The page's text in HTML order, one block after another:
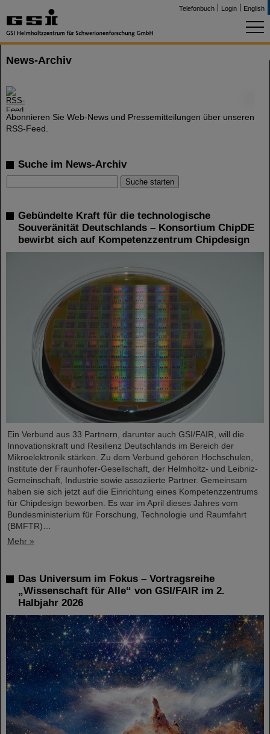
Telefonbuch Login English
News-Archiv
Abonnieren Sie Web-News und Pressemitteilungen über unseren
RSS-Feed.
Suche im News-Archiv
Gebündelte Kraft für die technologische
Souveränität Deutschlands – Konsortium ChipDE
bewirbt sich auf Kompetenzzentrum Chipdesign
Ein Verbund aus 33 Partnern, darunter auch GSI/FAIR, will die
Innovationskraft und Resilienz Deutschlands im Bereich der
Mikroelektronik stärken. Zu dem Verbund gehören Hochschulen,
Institute der Fraunhofer-Gesellschaft, der Helmholtz- und Leibniz-
Gemeinschaft, Industrie sowie assoziierte Partner. Gemeinsam
haben sie sich jetzt auf die Einrichtung eines Kompetenzzentrums
für Chipdesign beworben. Es war im April dieses Jahres vom
Bundesministerium für Forschung, Technologie und Raumfahrt
(BMFTR)…
Mehr »
Das Universum im Fokus – Vortragsreihe
„Wissenschaft für Alle“ von GSI/FAIR im 2.
Halbjahr 2026